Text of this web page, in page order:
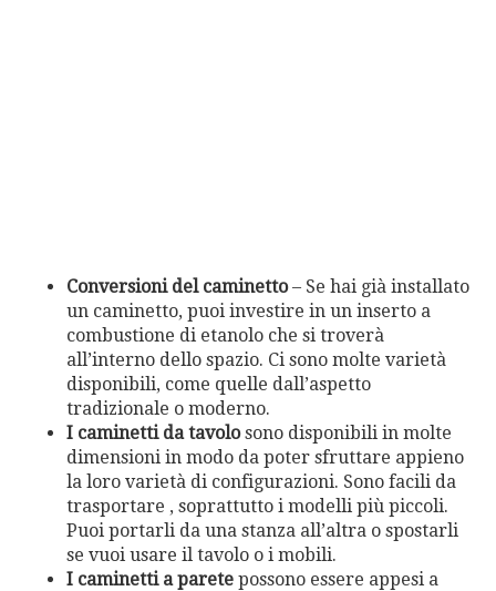
Conversioni del caminetto– Se hai già installato
un caminetto, puoi investire in un inserto a
combustione di etanolo che si troverà
all’interno dello spazio. Ci sono molte varietà
disponibili, come quelle dall’aspetto
tradizionale o moderno.
I caminetti da tavolosono disponibili in molte
dimensioni in modo da poter sfruttare appieno
la loro varietà di configurazioni. Sono facili da
trasportare , soprattutto i modelli più piccoli.
Puoi portarli da una stanza all’altra o spostarli
se vuoi usare il tavolo o i mobili.
I caminetti a parete possono essere appesi a